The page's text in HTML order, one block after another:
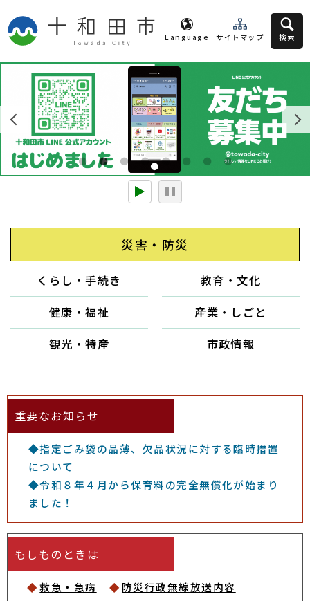
Language サイトマップ 検索
Previo
us Next
1 2 3 4 5 6 7 8
災害・防災
くらし・手続き
教育・文化
健康・福祉
産業・しごと
観光・特産
市政情報
重要なお知らせ
◆指定ごみ袋の品薄、欠品状況に対する臨時措置
について
◆令和８年４月から保育料の完全無償化が始まり
ました！
もしものときは
救急・急病 防災行政無線放送内容